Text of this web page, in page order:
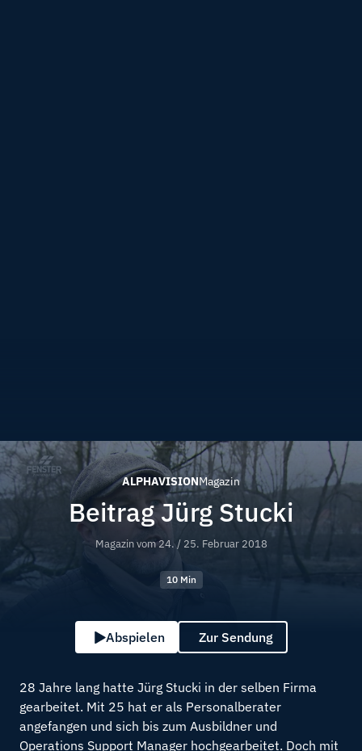
ALPHAVISIONMagazin
Beitrag Jürg Stucki
Magazin vom24. / 25. Februar 2018
10 Min
Abspielen Zur Sendung
28 Jahre lang hatte Jürg Stucki in der selben Firma
gearbeitet. Mit 25 hat er als Personalberater
angefangen und sich bis zum Ausbildner und
Operations Support Manager hochgearbeitet. Doch mit